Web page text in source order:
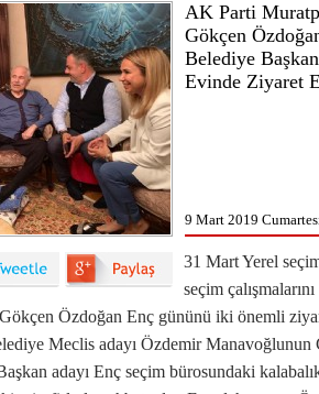
AK Parti
Gökçen
Belediye
Evinde Ziyaret
9 Mart 2019
31 Mart Yerel
seçim
Özdoğan Enç gününü iki önemli
Meclis adayı Özdemir Manavoğlunun
adayı Enç seçim bürosundaki